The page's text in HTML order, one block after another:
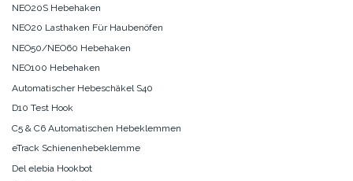
NEO20S Hebehaken
NEO20 Lasthaken Für Haubenöfen
NEO50/NEO60 Hebehaken
NEO100 Hebehaken
Automatischer Hebeschäkel S40
D10 Test Hook
C5 & C6 Automatischen Hebeklemmen
eTrack Schienenhebeklemme
Del elebia Hookbot